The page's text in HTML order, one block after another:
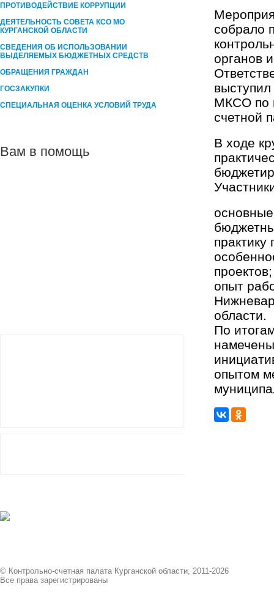
ПРОТИВОДЕЙСТВИЕ КОРРУПЦИИ
ДЕЯТЕЛЬНОСТЬ СОВЕТА КСО МО
КУРГАНСКОЙ ОБЛАСТИ
СВЕДЕНИЯ ОБ ИСПОЛЬЗОВАНИИ
ВЫДЕЛЯЕМЫХ БЮДЖЕТНЫХ СРЕДСТВ
ОБРАЩЕНИЯ ГРАЖДАН
ГОСЗАКУПКИ
СПЕЦИАЛЬНАЯ ОЦЕНКА УСЛОВИЙ ТРУДА
Вам в помощь
собрало
органов
МКСО по
счетной
В ходе
проектов;
опыт
области.
По
опытом
© Контрольно-счетная палата Курганской области, 2011-2026
Все права зарегистрированы